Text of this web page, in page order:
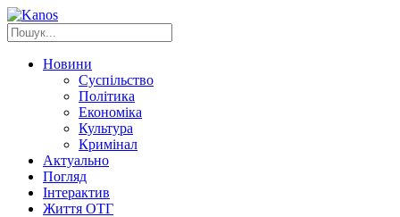
Новини
Суспільство
Політика
Економіка
Культура
Кримінал
Актуально
Погляд
Інтерактив
Життя ОТГ